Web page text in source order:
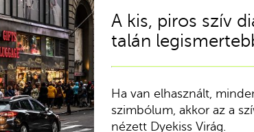
A kis, piros szív
talán
Ha van elhasznált,
szimbólum, akkor az a
nézett Dyekiss Virág.